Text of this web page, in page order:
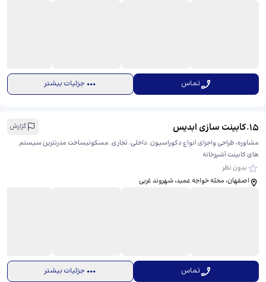
تماس جزئیات بیشتر
15
.کابینت سازی ابدیس
گزارش
مشاوره، طراحی واجرای انواع دکوراسیون. داخلی. تجاری. مسکونیساخت مدرنترین سیستم
های کابینت آشپزخانه
بدون نظر
اصفهان، محله خواجه عمید، شهروند غربی
تماس جزئیات بیشتر